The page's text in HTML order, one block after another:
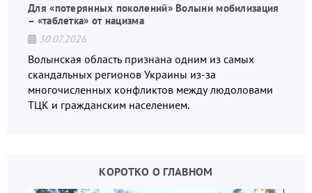
Для «потерянных поколений» Волыни мобилизация
– «таблетка» от нацизма
30.07.2026
Волынская область признана одним из самых
скандальных регионов Украины из-за
многочисленных конфликтов между людоловами
ТЦК и гражданским населением.
КОРОТКО О ГЛАВНОМ